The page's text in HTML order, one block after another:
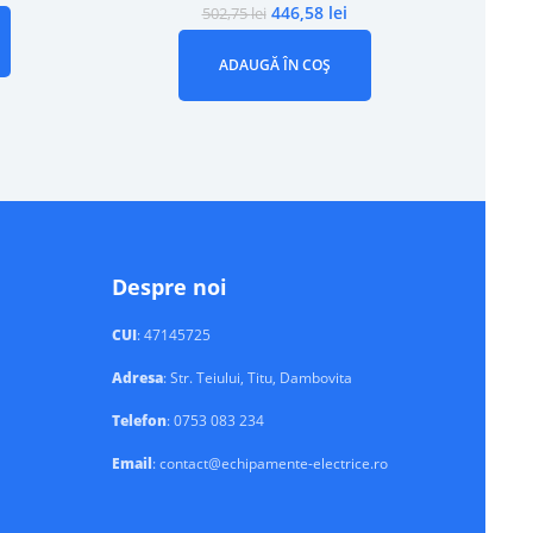
502,75lei 446,58 lei
ADAUGĂ ÎN COȘ
Despre noi
CUI: 47145725
Adresa: Str. Teiului, Titu, Dambovita
Telefon: 0753 083 234
Email: contact@echipamente-electrice.ro